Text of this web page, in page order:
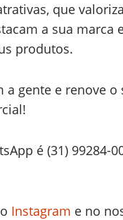
que
a sua marca
produtos.
a gente e renove
é (31) 99284-
Instagram e no